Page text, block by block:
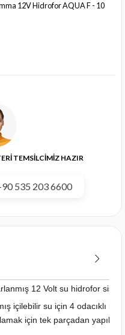
12V Hidrofor AQUA F - 10
TEMSİLCİMİZ HAZIR
535 203 6600
12 Volt su hidrofor
içilebilir su için 4 odacıklı
için tek parçadan